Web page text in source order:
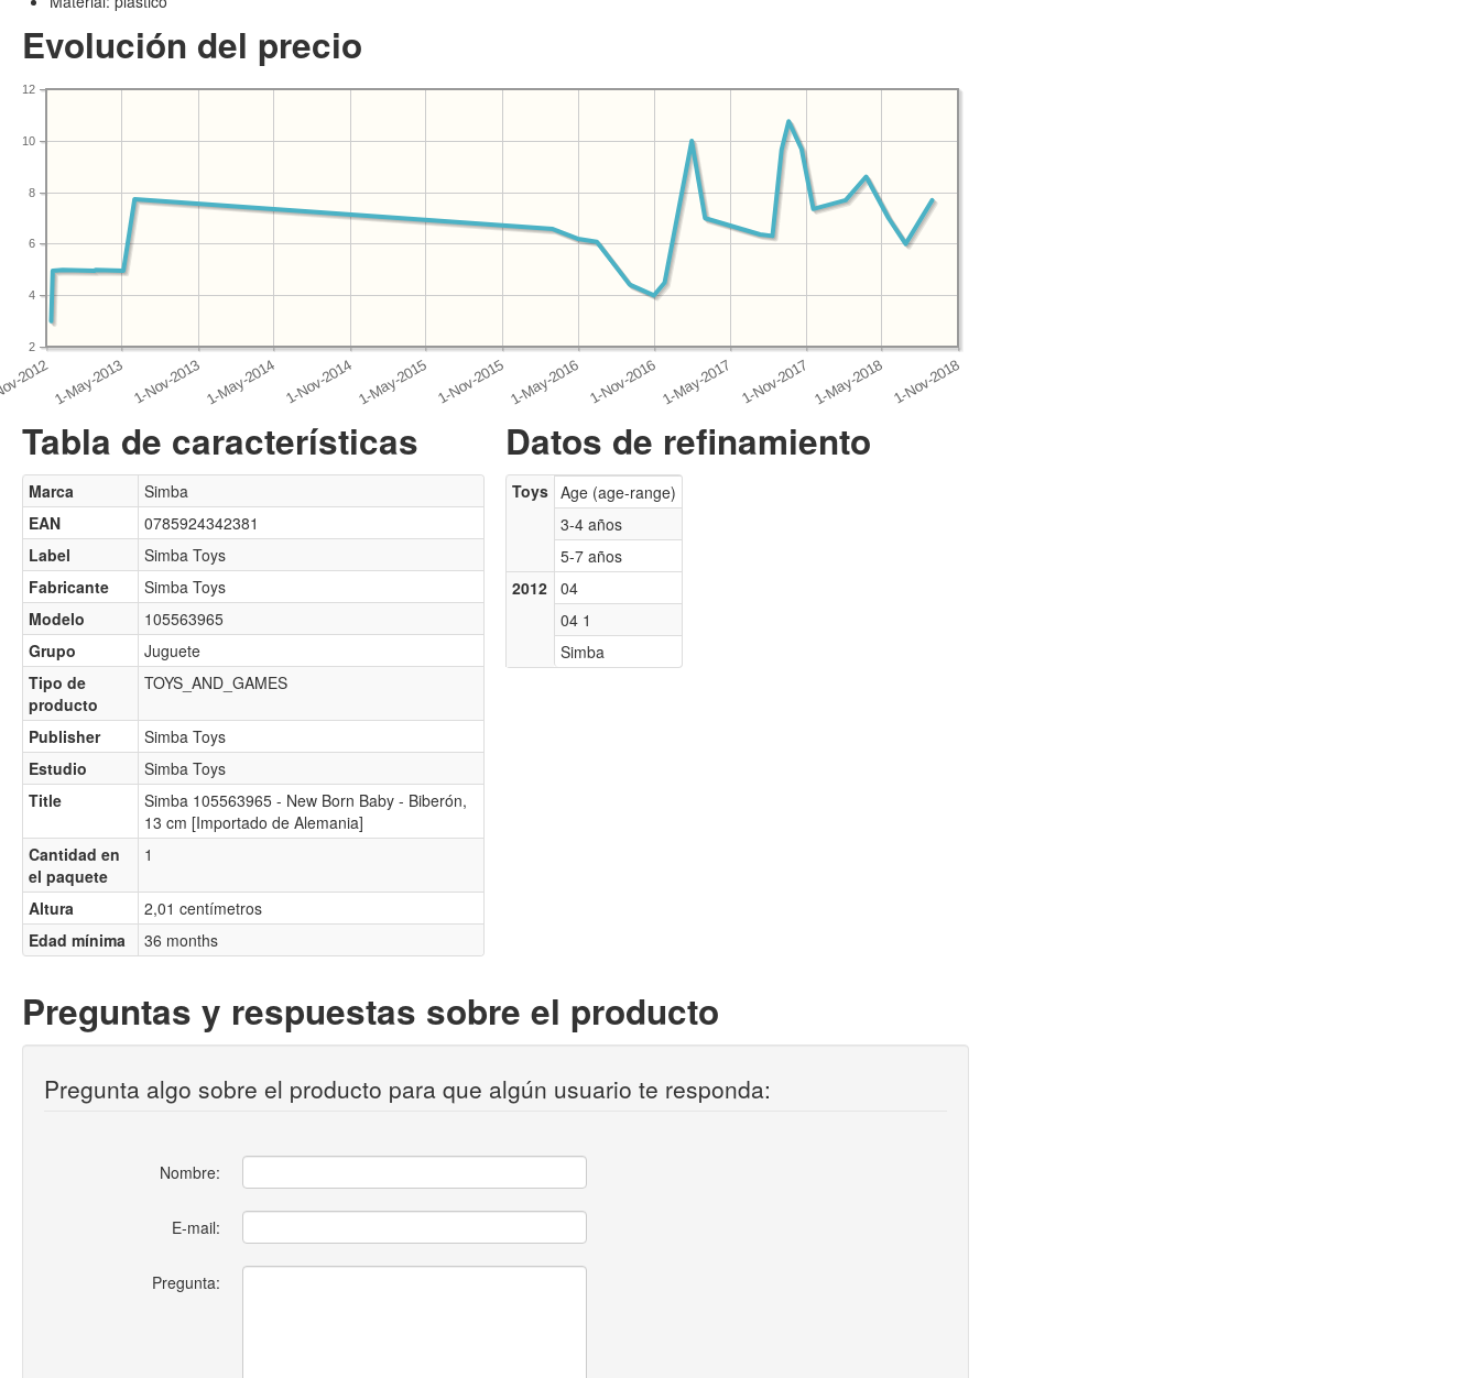
Evolución del precio
2
4
6
8
10
12
Tabla de características
Marca
Simba
EAN
0785924342381
Label
Simba Toys
Fabricante
Simba Toys
Modelo
105563965
Grupo
Juguete
Tipo de
producto
TOYS_AND_GAMES
Publisher
Simba Toys
Estudio
Simba Toys
Title
Simba 105563965 - New Born Baby - Biberón,
13 cm [Importado de Alemania]
Cantidad en
el paquete
1
Altura
2,01 centímetros
Edad mínima
36 months
Datos de refinamiento
Toys Age (age-range)
3-4 años
5-7 años
2012
04
04 1
Simba
Preguntas y respuestas sobre el producto
Pregunta algo sobre el producto para que algún usuario te responda:
Nombre:
E-mail:
Pregunta: